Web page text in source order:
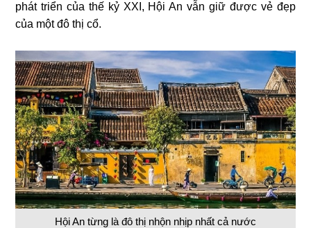
phát triển của thế kỷ XXI, Hội An vẫn giữ được vẻ đẹp
của một đô thị cổ.
Hội An từng là đô thị nhộn nhịp nhất cả nước